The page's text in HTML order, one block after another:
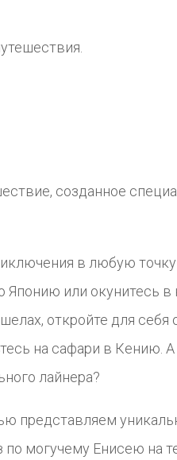
созданное
в любую
или окунитесь
откройте для себя
на сафари в Кению.
лайнера?
представляем
по могучему Енисею на